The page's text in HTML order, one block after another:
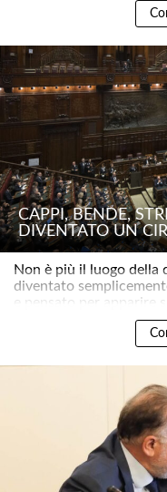
CAPPI, BENDE,
DIVENTATO UN
Non è più il luogo della
diventato
e pensato per apparire